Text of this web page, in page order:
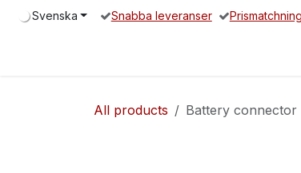
Hoppa till innehåll
Svenska Snabba leveranser Prismatchning
All products Battery